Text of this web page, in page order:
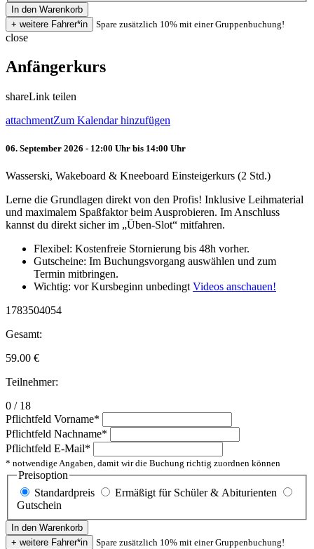
Spare zusätzlich 10% mit einer Gruppenbuchung!
close
Anfängerkurs
shareLink teilen
attachmentZum Kalendar hinzufügen
06. September 2026 - 12:00 Uhr bis 14:00 Uhr
Wasserski, Wakeboard & Kneeboard Einsteigerkurs (2 Std.)
Lerne die Grundlagen direkt von den Profis! Inklusive Leihmaterial
und maximalem Spaßfaktor beim Ausprobieren. Im Anschluss
kannst du direkt sicher im „Üben-Slot“ mitfahren.
Flexibel: Kostenfreie Stornierung bis 48h vorher.
Gutscheine: Im Buchungsvorgang auswählen und zum
Termin mitbringen.
Wichtig: vor Kursbeginn unbedingt Videos anschauen!
1783504054
Gesamt:
59.00 €
Teilnehmer:
0 / 18
Pflichtfeld Vorname*
Pflichtfeld Nachname*
Pflichtfeld E-Mail*
* notwendige Angaben, damit wir die Buchung richtig zuordnen können
Preisoption
Standardpreis
Ermäßigt für Schüler & Abiturienten
Gutschein
Spare zusätzlich 10% mit einer Gruppenbuchung!